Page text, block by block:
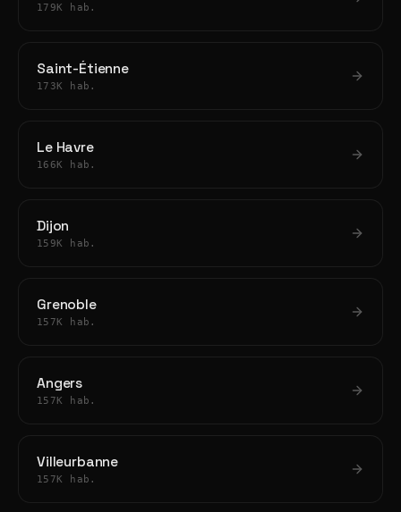
179K hab.
Saint-Étienne
173K hab.
Le Havre
166K hab.
Dijon
159K hab.
Grenoble
157K hab.
Angers
157K hab.
Villeurbanne
157K hab.